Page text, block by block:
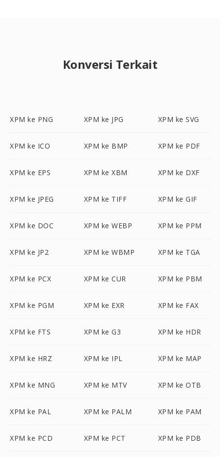
Konversi Terkait
XPM ke PNG XPM ke JPG XPM ke SVG
XPM ke ICO XPM ke BMP XPM ke PDF
XPM ke EPS XPM ke XBM XPM ke DXF
XPM ke JPEG XPM ke TIFF XPM ke GIF
XPM ke DOC XPM ke WEBP XPM ke PPM
XPM ke JP2 XPM ke WBMP XPM ke TGA
XPM ke PCX XPM ke CUR XPM ke PBM
XPM ke PGM XPM ke EXR XPM ke FAX
XPM ke FTS XPM ke G3 XPM ke HDR
XPM ke HRZ XPM ke IPL XPM ke MAP
XPM ke MNG XPM ke MTV XPM ke OTB
XPM ke PAL XPM ke PALM XPM ke PAM
XPM ke PCD XPM ke PCT XPM ke PDB